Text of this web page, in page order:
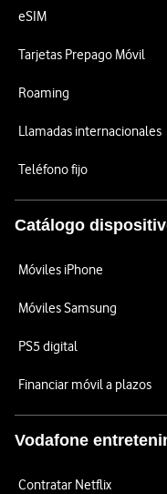
eSIM
Tarjetas Prepago Móvil
Roaming
Llamadas internacionales
Teléfono fijo
Catálogo
Móviles iPhone
Móviles Samsung
PS5 digital
Financiar móvil a plazos
Vodafone
Contratar Netflix